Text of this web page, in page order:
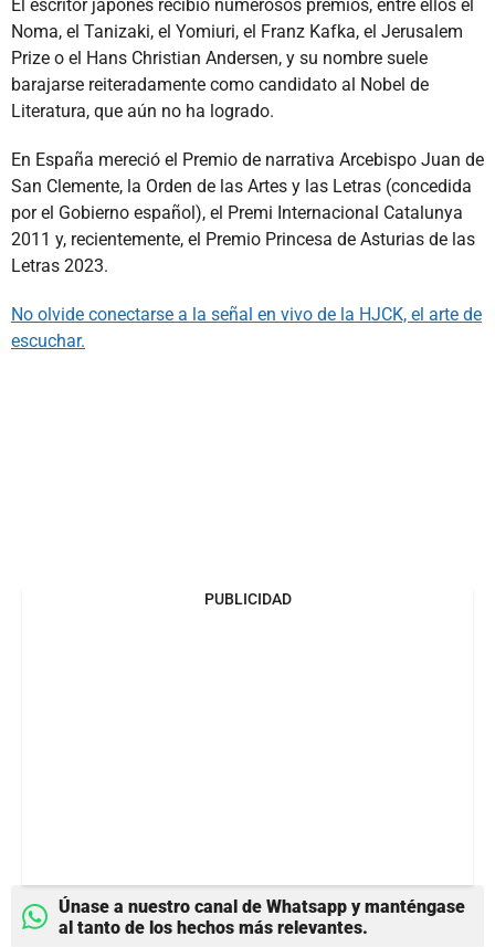
El escritor japonés recibió numerosos premios, entre ellos el
Noma, el Tanizaki, el Yomiuri, el Franz Kafka, el Jerusalem
Prize o el Hans Christian Andersen, y su nombre suele
barajarse reiteradamente como candidato al Nobel de
Literatura, que aún no ha logrado.
En España mereció el Premio de narrativa Arcebispo Juan de
San Clemente, la Orden de las Artes y las Letras (concedida
por el Gobierno español), el Premi Internacional Catalunya
2011 y, recientemente, el Premio Princesa de Asturias de las
Letras 2023.
No olvide conectarse a la señal en vivo de la HJCK, el arte de
escuchar.
PUBLICIDAD
Únase a nuestro canal de Whatsapp y manténgase
al tanto de los hechos más relevantes.